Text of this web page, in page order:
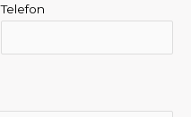
Telefon